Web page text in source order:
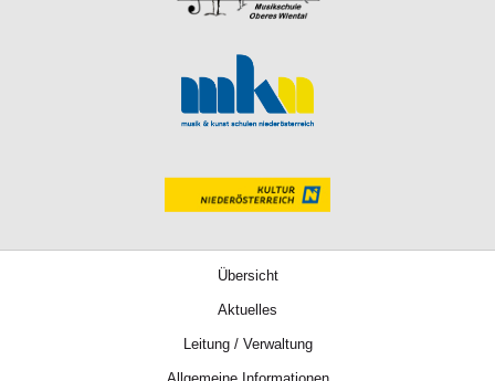
Übersicht
Aktuelles
Leitung / Verwaltung